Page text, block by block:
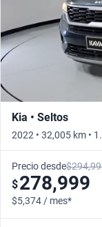
Kia • Seltos
2022 • 32,005 km •
Precio desde
$278,999
$5,374 / mes*